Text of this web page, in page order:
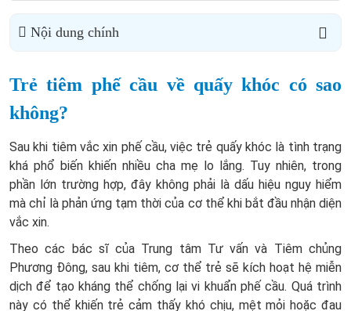
Nội dung chính
Trẻ tiêm phế cầu về quấy khóc có sao
không?
Sau khi tiêm vắc xin phế cầu, việc trẻ quấy khóc là tình trạng
khá phổ biến khiến nhiều cha mẹ lo lắng. Tuy nhiên, trong
phần lớn trường hợp, đây không phải là dấu hiệu nguy hiểm
mà chỉ là phản ứng tạm thời của cơ thể khi bắt đầu nhận diện
vắc xin.
Theo các bác sĩ của Trung tâm Tư vấn và Tiêm chủng
Phương Đông, sau khi tiêm, cơ thể trẻ sẽ kích hoạt hệ miễn
dịch để tạo kháng thể chống lại vi khuẩn phế cầu. Quá trình
này có thể khiến trẻ cảm thấy khó chịu, mệt mỏi hoặc đau